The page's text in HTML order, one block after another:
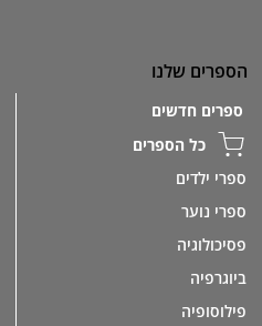
הספרים שלנו
ספרים חדשים
כל הספרים
ספרי ילדים
ספרי נוער
פסיכולוגיה
ביוגרפיה
פילוסופיה